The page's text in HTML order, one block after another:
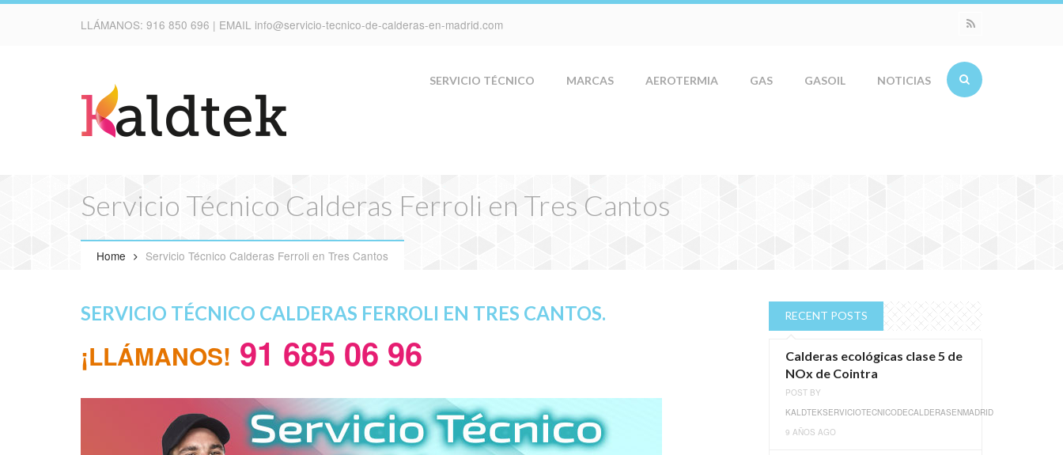
LLÁMANOS: 916 850 696 | EMAIL info@servicio-tecnico-de-calderas-en-madrid.com
SERVICIO TÉCNICO MARCAS AEROTERMIA GAS GASOIL NOTICIAS
Servicio Técnico Calderas Ferroli en Tres Cantos
Home Servicio Técnico Calderas Ferroli en Tres Cantos
SERVICIO TÉCNICO CALDERAS FERROLI EN TRES CANTOS.
¡LLÁMANOS! 91 685 06 96
RECENT POSTS
Calderas ecológicas clase 5 de
NOx de Cointra
POST BY
KALDTEKSERVICIOTECNICODECALDERASENMADRID
9 AÑOS AGO